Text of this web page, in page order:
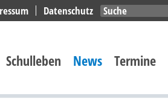
Navigation
Datenschutz
Schulleben News Termine